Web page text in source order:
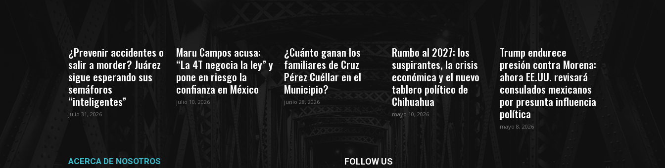
¿Prevenir accidentes o
salir a morder? Juárez
sigue esperando sus
semáforos
“inteligentes”
julio 31, 2026
Maru Campos acusa:
“La 4T negocia la ley” y
pone en riesgo la
confianza en México
julio 10, 2026
¿Cuánto ganan los
familiares de Cruz
Pérez Cuéllar en el
Municipio?
junio 28, 2026
Rumbo al 2027: los
suspirantes, la crisis
económica y el nuevo
tablero político de
Chihuahua
mayo 10, 2026
Trump endurece
presión contra Morena:
ahora EE.UU. revisará
consulados mexicanos
por presunta influencia
política
mayo 8, 2026
ACERCA DE NOSOTROS FOLLOW US